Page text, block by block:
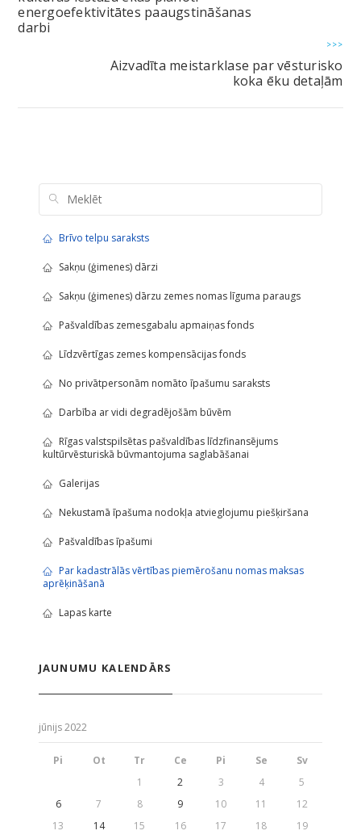
energoefektivitātes paaugstināšanas
darbi
>>>
Aizvadīta meistarklase par vēsturisko
koka ēku detaļām
Brīvo telpu saraksts
Sakņu (ģimenes) dārzi
Sakņu (ģimenes) dārzu zemes nomas līguma paraugs
Pašvaldības zemesgabalu apmaiņas fonds
Līdzvērtīgas zemes kompensācijas fonds
No privātpersonām nomāto īpašumu saraksts
Darbība ar vidi degradējošām būvēm
Rīgas valstspilsētas pašvaldības līdzfinansējums
kultūrvēsturiskā būvmantojuma saglabāšanai
Galerijas
Nekustamā īpašuma nodokļa atvieglojumu piešķiršana
Pašvaldības īpašumi
Par kadastrālās vērtības piemērošanu nomas maksas
aprēķināšanā
Lapas karte
JAUNUMU KALENDĀRS
jūnijs 2022
Pi Ot Tr Ce Pi Se
Sv
1
2 3 4
5
6
7 8 9 10 11
12
13
14 15 16 17 18
19